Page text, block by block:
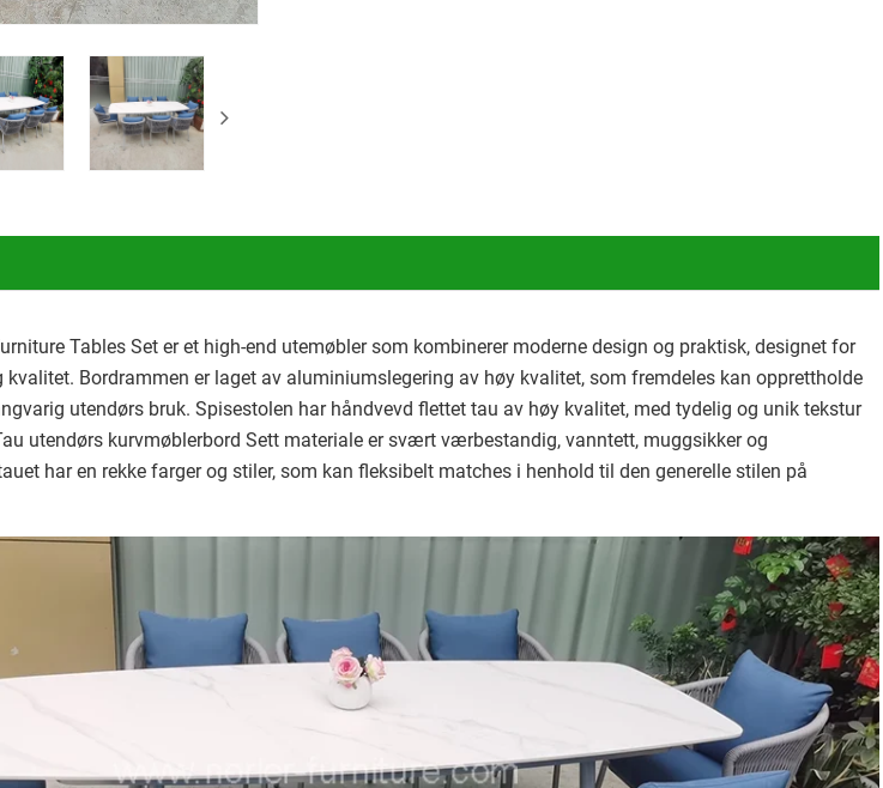
Tables Set er et high-end utemøbler som kombinerer moderne design og praktisk, designet for
Bordrammen er laget av aluminiumslegering av høy kvalitet, som fremdeles kan opprettholde
utendørs bruk. Spisestolen har håndvevd flettet tau av høy kvalitet, med tydelig og unik tekstur
utendørs kurvmøblerbord Sett materiale er svært værbestandig, vanntett, muggsikker og
har en rekke farger og stiler, som kan fleksibelt matches i henhold til den generelle stilen på